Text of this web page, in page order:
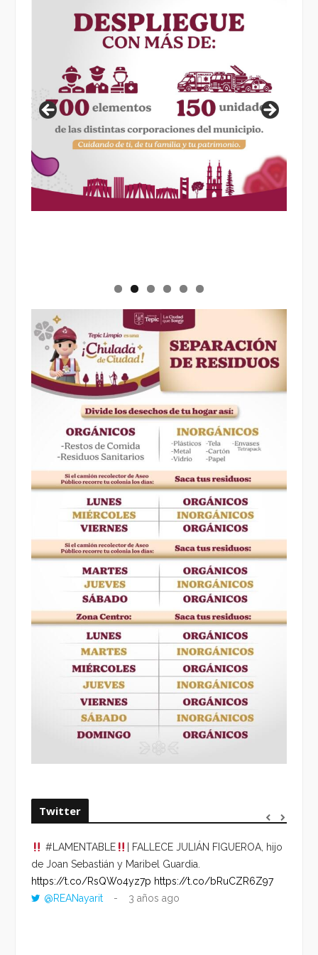
Twitter
#LAMENTABLE
| FALLECE JULIÁN FIGUEROA, hijo
de Joan Sebastián y Maribel Guardia.
https://t.co/RsQWo4yz7p https://t.co/bRuCZR6Z97
@REANayarit
3 años ago